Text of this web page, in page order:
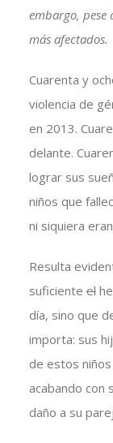
embargo, pese
más afectados.
Cuarenta y
violencia de
en 2013.
delante.
lograr sus
niños que
ni siquiera
Resulta
suficienteel
día, sino que
importa: sus
de estos
acabando con
daño a su